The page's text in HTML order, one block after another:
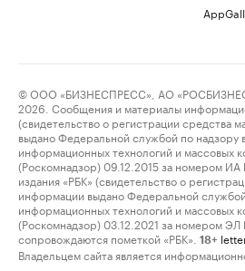
© ООО «БИЗНЕСПРЕСС», АО
2026. Сообщения и материалы
(свидетельство о регистрации средства
выдано Федеральной службой по надзору
информационных технологий и массовых
(Роскомнадзор) 09.12.2015 за номером
издания «РБК» (свидетельство о
информации выдано Федеральной
информационных технологий и массовых
(Роскомнадзор) 03.12.2021 за номером
сопровождаются пометкой «РБК».
18+
Владельцем сайта является